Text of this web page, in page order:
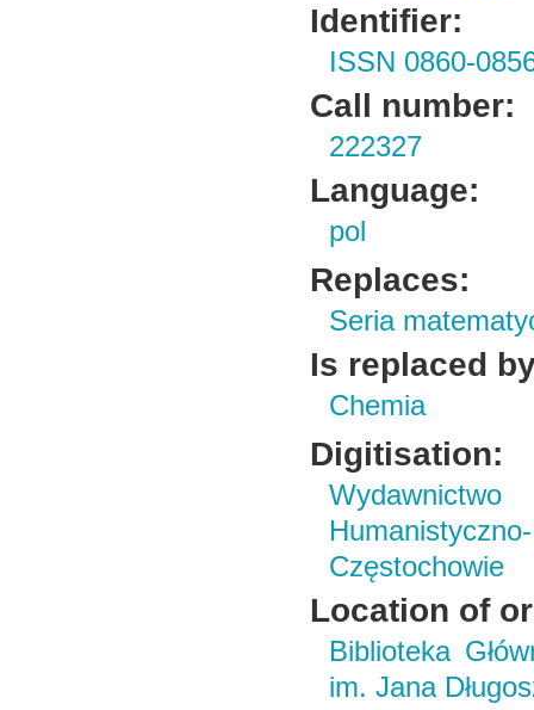
Identifier:
ISSN 0860-
Call number:
222327
Language:
pol
Replaces:
Seria
Is replaced
Chemia
Digitisation:
Wydawnictwo
Częstochowie
Location of
Biblioteka
im. Jana